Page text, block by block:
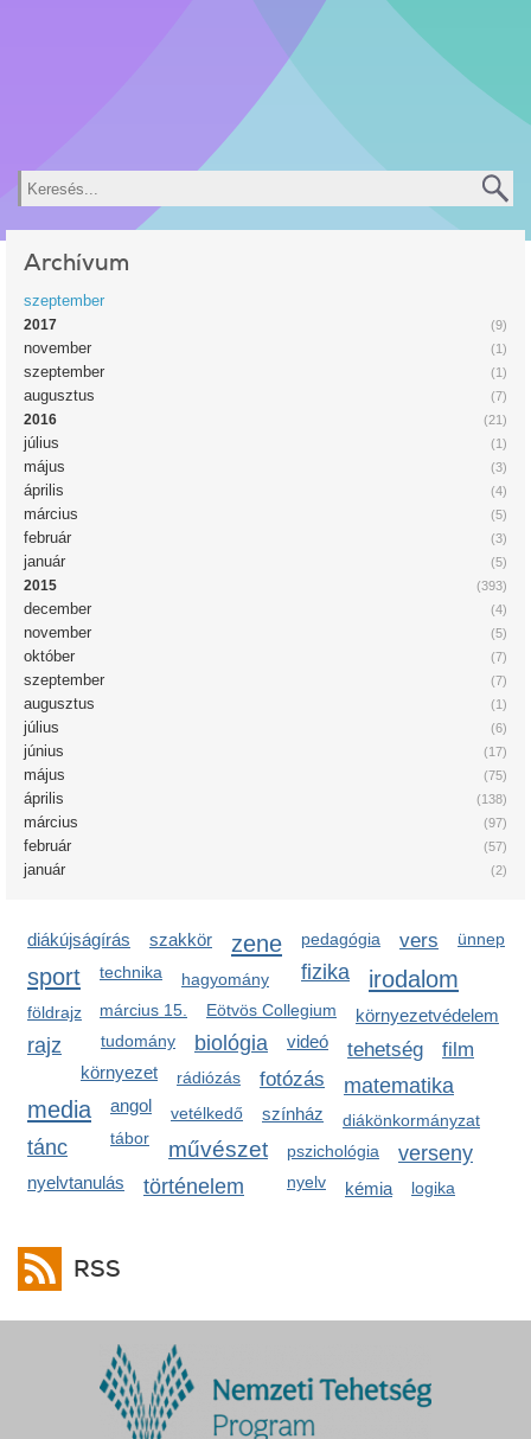
Keresés
Archívum
szeptember
(9)
2017
(1)
november
(1)
szeptember
(7)
augusztus
(21)
2016
(1)
július
(3)
május
(4)
április
(5)
március
(3)
február
(5)
január
(393)
2015
(4)
december
(5)
november
(7)
október
(7)
szeptember
(1)
augusztus
(6)
július
(17)
június
(75)
május
(138)
április
(97)
március
(57)
február
(2)
január
diákújságírás szakkör zene pedagógia vers
fizika
sport technika
ünnep
irodalom
hagyomány
március 15.
Eötvös Collegium környezetvédelem
földrajz
tudomány
biológia videó
rajz tehetség
környezet rádiózás fotózás matematika
film
media angol vetélkedő színház
diákönkormányzat
tábor
művészet pszichológia verseny
tánc
nyelvtanulás nyelv
történelem kémia logika
RSS